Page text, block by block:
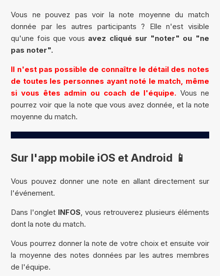
Vous ne pouvez pas voir la note moyenne du match
donnée par les autres participants ? Elle n'est visible
qu'une fois que vous avez cliqué sur "noter" ou "ne
pas noter".
Il n'est pas possible de connaître le détail des notes
de toutes les personnes ayant noté le match, même
si vous êtes admin ou coach de l'équipe. Vous ne
pourrez voir que la note que vous avez donnée, et la note
moyenne du match.
Sur l'app mobile iOS et Android 📱
Vous pouvez donner une note en allant directement sur
l'événement.
Dans l'onglet INFOS, vous retrouverez plusieurs éléments
dont la note du match.
Vous pourrez donner la note de votre choix et ensuite voir
la moyenne des notes données par les autres membres
de l'équipe.